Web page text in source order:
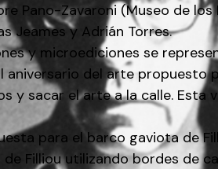
Pano-Zavaroni (Museo de
Jeames y Adrián Torres.
y microediciones se
aniversario del arte propuesto
y sacar el arte a la calle. Esta
para el barco gaviota de
Filliou utilizando bordes de